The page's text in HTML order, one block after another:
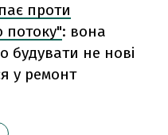
проти
потоку": вона
будувати не нові
у ремонт